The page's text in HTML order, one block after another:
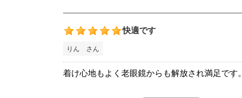
快適です
りん さん
着け心地もよく老眼鏡からも解放され満足です。